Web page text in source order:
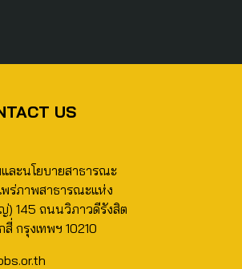
US
ละนโยบายสาธารณะ
พร่ภาพสาธารณะแห่ง
) 145 ถนนวิภาวดีรังสิต
กรุงเทพฯ 10210